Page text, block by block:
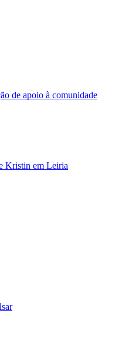
de apoio à comunidade
Kristin em Leiria